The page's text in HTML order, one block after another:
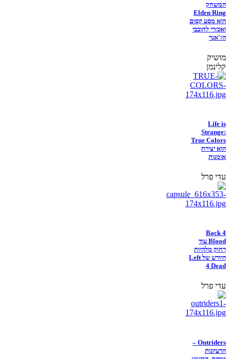
המשחק
Elden Ring
הוא מסע קסום
ואכזרי לחובבי
הז'אנר
מושיק
קלינמן
Life is
Strange:
True Colors
הוא יצירת
אומנות
עדי פרל
Back 4
Blood עוד
רחוק מלהיות
היורש של Left
4 Dead
עדי פרל
Outriders –
הרעיונות